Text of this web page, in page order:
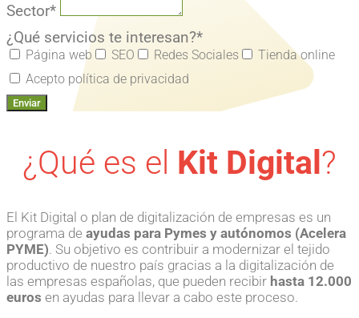
Sector*
¿Qué servicios te interesan?*
Página web SEO Redes Sociales
Tienda online
Acepto política de privacidad
Enviar
¿Qué es el Kit Digital ?
El Kit Digital o plan de digitalización de empresas es un
programa de ayudas para Pymes y autónomos (Acelera
PYME). Su objetivo es contribuir a modernizar el tejido
productivo de nuestro país gracias a la digitalización de
las empresas españolas, que pueden recibir hasta 12.000
euros en ayudas para llevar a cabo este proceso.